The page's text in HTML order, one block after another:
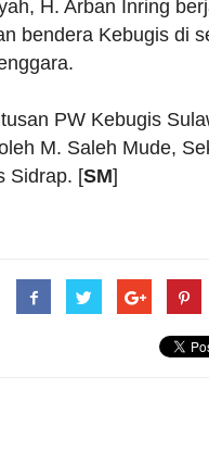
H. Arban Inring
bendera Kebugis di
PW Kebugis
M. Saleh Mude,
Sidrap. [SM]